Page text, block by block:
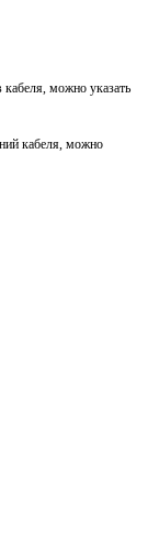
кабеля, можно указать
кабеля, можно